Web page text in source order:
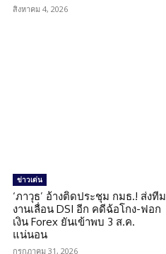
สิงหาคม 4, 2026
ข่าวเด่น
‘ภาวุธ’ อ้างติดประชุม กมธ.! ส่งทีม
งานเลื่อน DSI อีก คดีฉ้อโกง-ฟอก
เงิน Forex ยันเข้าพบ 3 ส.ค.
แน่นอน
กรกฎาคม 31, 2026